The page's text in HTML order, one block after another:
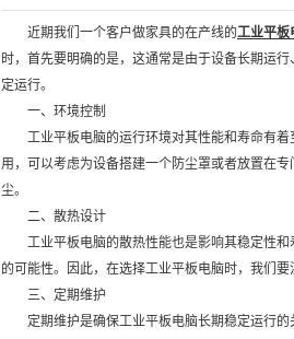
近期我们一个客户做家具的在产线的工业平板
时，首先要明确的是，这通常是由于设备长期运
定运行。
一、环境控制
工业平板电脑的运行环境对其性能和寿命有
用，可以考虑为设备搭建一个防尘罩或者放置在
尘。
二、散热设计
工业平板电脑的散热性能也是影响其稳定性
的可能性。因此，在选择工业平板电脑时，我们
三、定期维护
定期维护是确保工业平板电脑长期稳定运行